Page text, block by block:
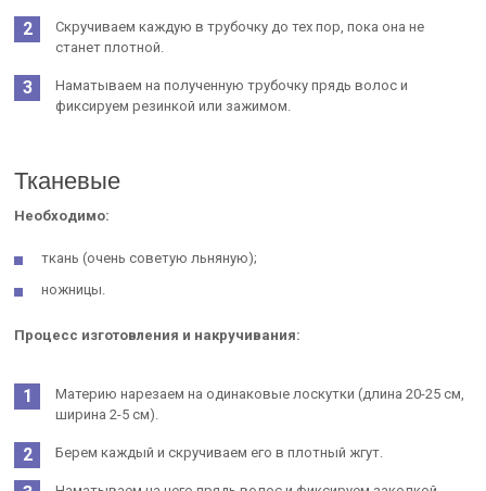
Скручиваем каждую в трубочку до тех пор, пока она не
станет плотной.
Наматываем на полученную трубочку прядь волос и
фиксируем резинкой или зажимом.
Тканевые
Необходимо:
ткань (очень советую льняную);
ножницы.
Процесс изготовления и накручивания:
Материю нарезаем на одинаковые лоскутки (длина 20-25 см,
ширина 2-5 см).
Берем каждый и скручиваем его в плотный жгут.